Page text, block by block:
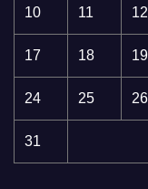
10 11 12
17 18 19
24 25 26
31